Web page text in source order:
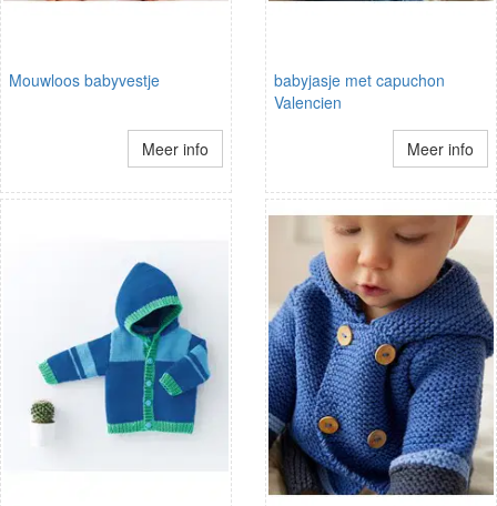
Mouwloos babyvestje
Meer info
babyjasje met capuchon
Valencien
Meer info